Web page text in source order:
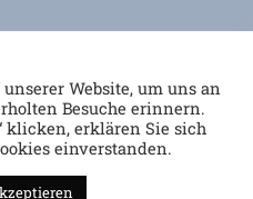
Website, um uns an
Besuche erinnern.
klicken, erklären Sie sich
einverstanden.